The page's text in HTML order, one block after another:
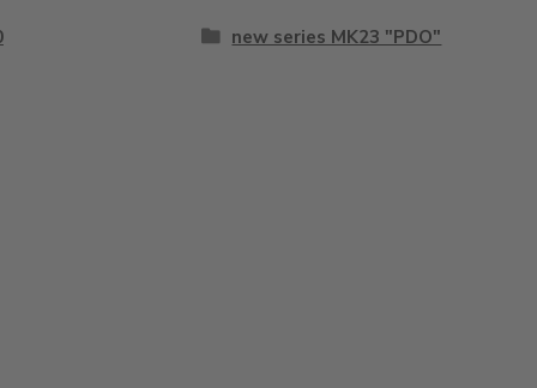
new series MK23 "PDO"